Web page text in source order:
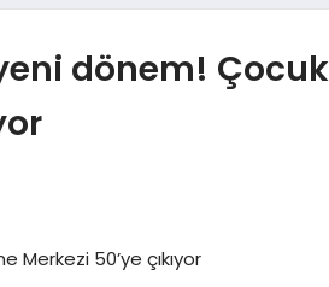
dönem! Çocuk